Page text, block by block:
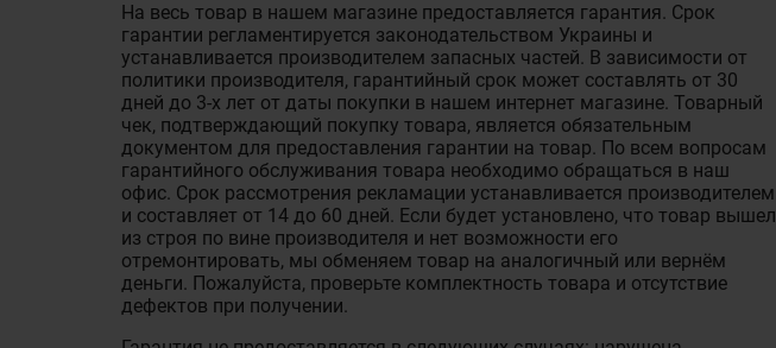
На весь товар в нашем магазине предоставляется гарантия. Срок
гарантии регламентируется законодательством Украины и
устанавливается производителем запасных частей. В зависимости от
политики производителя, гарантийный срок может составлять от 30
дней до 3-х лет от даты покупки в нашем интернет магазине. Товарный
чек, подтверждающий покупку товара, является обязательным
документом для предоставления гарантии на товар. По всем вопросам
гарантийного обслуживания товара необходимо обращаться в наш
офис. Срок рассмотрения рекламации устанавливается производителем
и составляет от 14 до 60 дней. Если будет установлено, что товар вышел
из строя по вине производителя и нет возможности его
отремонтировать, мы обменяем товар на аналогичный или вернём
деньги. Пожалуйста, проверьте комплектность товара и отсутствие
дефектов при получении.